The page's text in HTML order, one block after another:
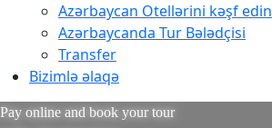
Azərbaycan Otellərini kəşf edin
Azərbaycanda Tur Bələdçisi
Transfer
Bizimlə əlaqə
Pay online and book your tour